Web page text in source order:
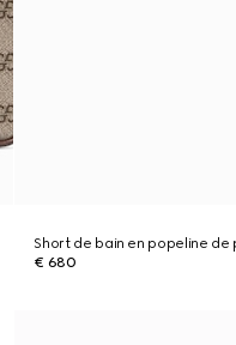
Short de bain en popeline de
€ 680